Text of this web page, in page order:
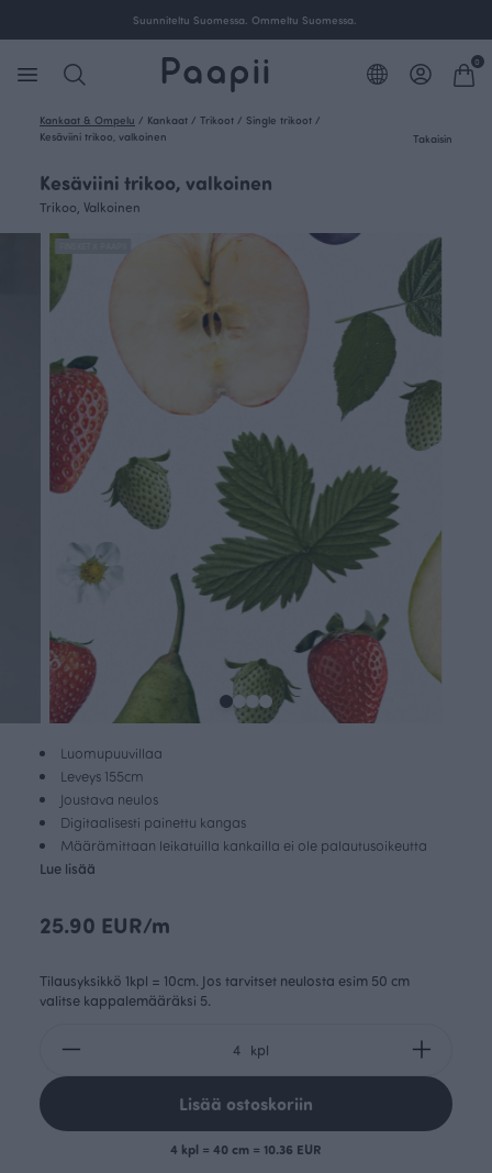
Ilmainen toimitus yli 100 € tilauksille Suomessa.
0
Kankaat & Ompelu / Kankaat / Trikoot / Single trikoot /
Kesäviini trikoo, valkoinen
Takaisin
Kesäviini trikoo, valkoinen
Trikoo, Valkoinen
Luomupuuvillaa
Leveys 155cm
Joustava neulos
Digitaalisesti painettu kangas
Määrämittaan leikatuilla kankailla ei ole palautusoikeutta
Lue lisää
25.90 EUR/m
Tilausyksikkö 1kpl = 10cm. Jos tarvitset neulosta esim 50 cm
valitse kappalemääräksi 5.
kpl
Lisää ostoskoriin
4 kpl = 40 cm = 10.36 EUR